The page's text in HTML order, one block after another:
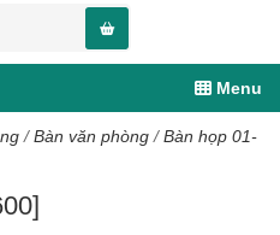
Menu
/Bàn văn phòng /Bàn họp 01-